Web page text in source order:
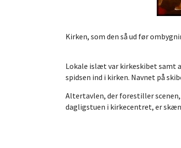
Kirken, som den så ud før
Lokale islæt var kirkeskibet samt
spidsen ind i kirken. Navnet på
Altertavlen, der forestiller scenen,
dagligstuen i kirkecentret, er